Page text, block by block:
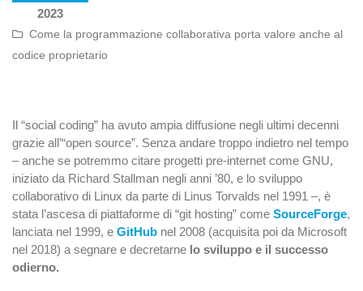
2023
Come la programmazione collaborativa porta valore anche al
codice proprietario
Il “social coding” ha avuto ampia diffusione negli ultimi decenni
grazie all’“open source”. Senza andare troppo indietro nel tempo
– anche se potremmo citare progetti pre-internet come GNU,
iniziato da Richard Stallman negli anni ’80, e lo sviluppo
collaborativo di Linux da parte di Linus Torvalds nel 1991 –, è
stata l’ascesa di piattaforme di “git hosting” come SourceForge,
lanciata nel 1999, e GitHub nel 2008 (acquisita poi da Microsoft
nel 2018) a segnare e decretarne lo sviluppo e il successo
odierno.